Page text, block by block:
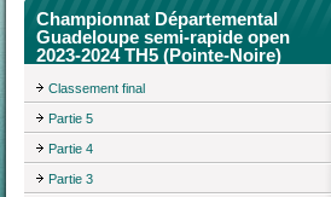
Championnat Départemental
Guadeloupe semi-rapide open
2023-2024 TH5 (Pointe-Noire)
Classement final
Partie 5
Partie 4
Partie 3